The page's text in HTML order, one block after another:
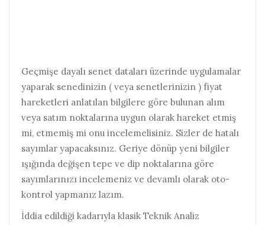
Geçmişe dayalı senet dataları üzerinde uygulamalar
yaparak senedinizin ( veya senetlerinizin ) fiyat
hareketleri anlatılan bilgilere göre bulunan alım
veya satım noktalarına uygun olarak hareket etmiş
mi, etmemiş mi onu incelemelisiniz. Sizler de hatalı
sayımlar yapacaksınız. Geriye dönüp yeni bilgiler
ışığında değişen tepe ve dip noktalarına göre
sayımlarınızı incelemeniz ve devamlı olarak oto-
kontrol yapmanız lazım.
İddia edildiği kadarıyla klasik Teknik Analiz